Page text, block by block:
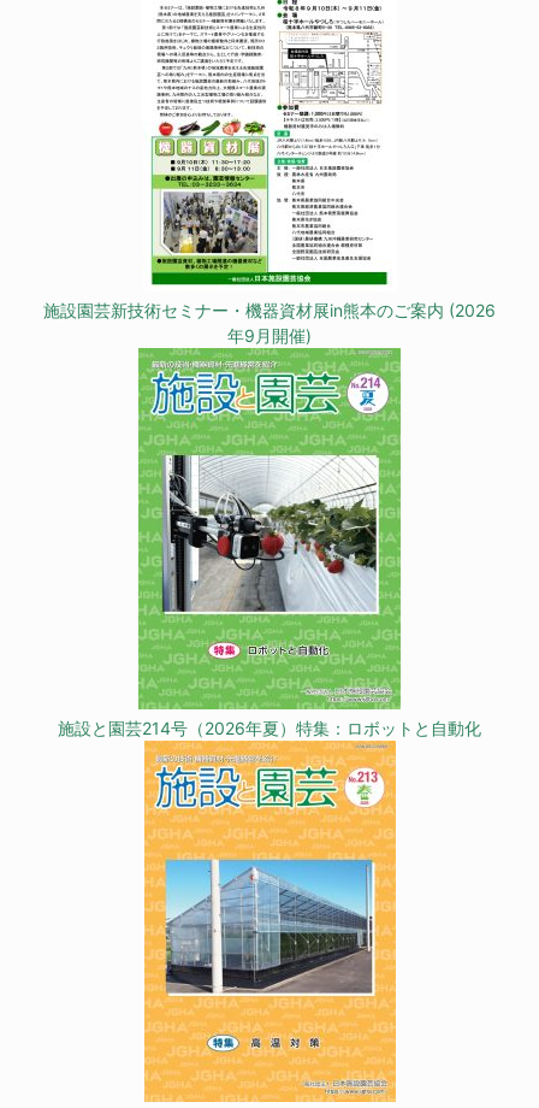
施設園芸新技術セミナー・機器資材展in熊本のご案内 (2026
年9月開催)
施設と園芸214号（2026年夏）特集：ロボットと自動化